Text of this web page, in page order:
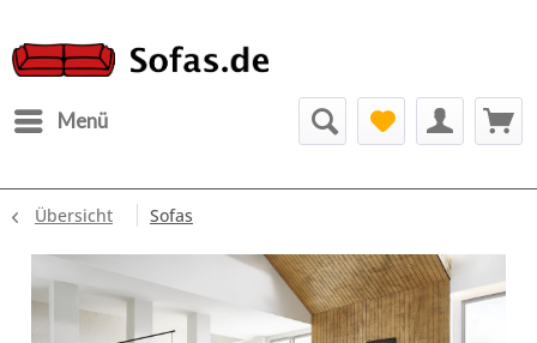
Menü
Übersicht Sofas